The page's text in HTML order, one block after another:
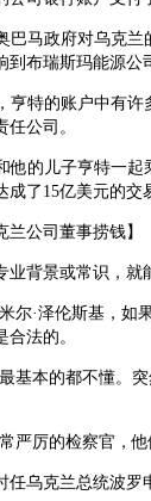
巴马政府对乌克
布瑞斯玛能源公
亨特的账户中有
公司。
他的儿子亨特一
了15亿美元的交
兰公司董事捞钱】
背景或常识，就
尔·泽伦斯基，如
法的。
基本的都不懂。
严厉的检察官，他
任乌克兰总统波